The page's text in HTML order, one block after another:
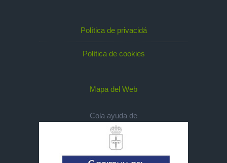
Política de privacidá
Política de cookies
Mapa del Web
Cola ayuda de